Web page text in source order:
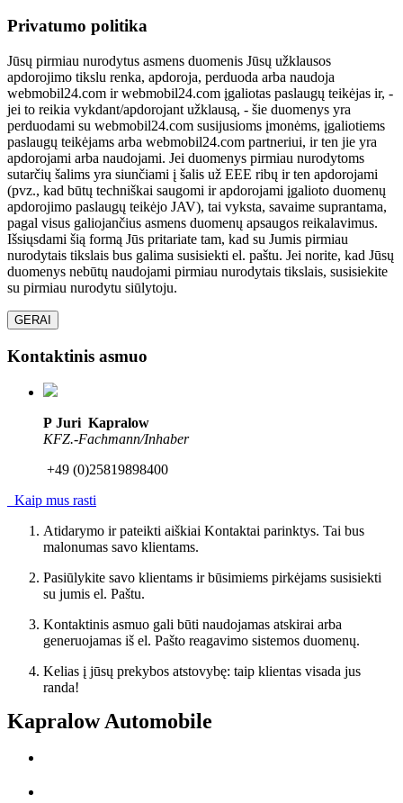
Privatumo politika
Jūsų pirmiau nurodytus asmens duomenis Jūsų užklausos
apdorojimo tikslu renka, apdoroja, perduoda arba naudoja
webmobil24.com ir webmobil24.com įgaliotas paslaugų teikėjas ir, -
jei to reikia vykdant/apdorojant užklausą, - šie duomenys yra
perduodami su webmobil24.com susijusioms įmonėms, įgaliotiems
paslaugų teikėjams arba webmobil24.com partneriui, ir ten jie yra
apdorojami arba naudojami. Jei duomenys pirmiau nurodytoms
sutarčių šalims yra siunčiami į šalis už EEE ribų ir ten apdorojami
(pvz., kad būtų techniškai saugomi ir apdorojami įgalioto duomenų
apdorojimo paslaugų teikėjo JAV), tai vyksta, savaime suprantama,
pagal visus galiojančius asmens duomenų apsaugos reikalavimus.
Išsiųsdami šią formą Jūs pritariate tam, kad su Jumis pirmiau
nurodytais tikslais bus galima susisiekti el. paštu. Jei norite, kad Jūsų
duomenys nebūtų naudojami pirmiau nurodytais tikslais, susisiekite
su pirmiau nurodytu siūlytoju.
GERAI
Kontaktinis asmuo
P Juri Kapralow
KFZ.-Fachmann/Inhaber
+49 (0)25819898400
Kaip mus rasti
Atidarymo ir pateikti aiškiai Kontaktai parinktys. Tai bus
malonumas savo klientams.
Pasiūlykite savo klientams ir būsimiems pirkėjams susisiekti
su jumis el. Paštu.
Kontaktinis asmuo gali būti naudojamas atskirai arba
generuojamas iš el. Pašto reagavimo sistemos duomenų.
Kelias į jūsų prekybos atstovybę: taip klientas visada jus
randa!
Kapralow Automobile